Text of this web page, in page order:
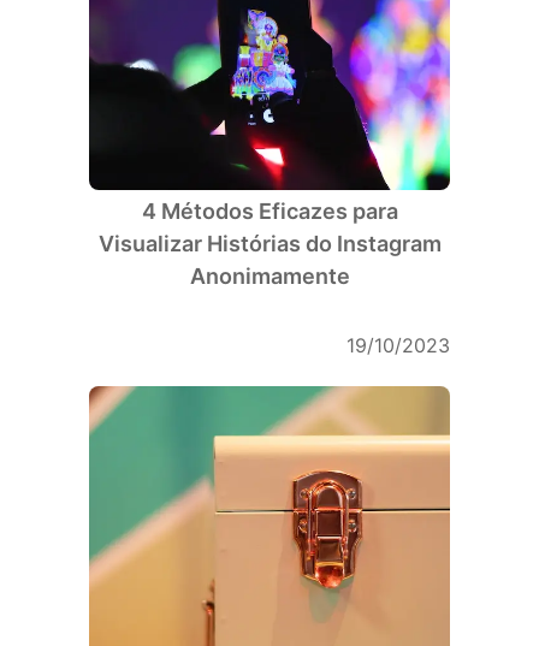
4 Métodos Eficazes para
Visualizar Histórias do Instagram
Anonimamente
19/10/2023